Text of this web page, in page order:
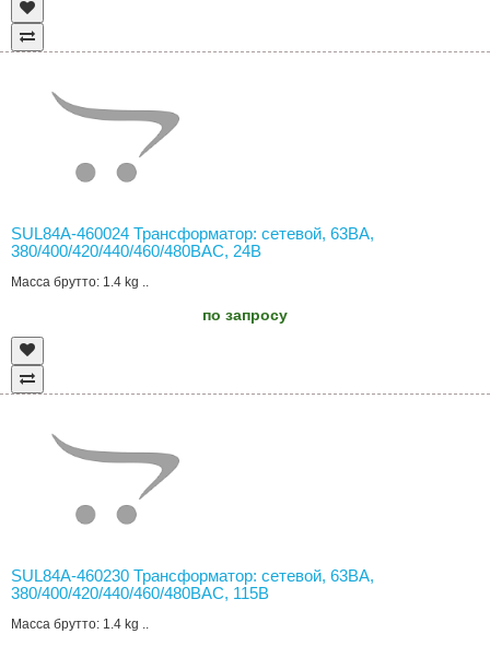
SUL84A-460024 Трансформатор: сетевой, 63ВА,
380/400/420/440/460/480ВAC, 24В
Масса брутто: 1.4 kg ..
по запросу
SUL84A-460230 Трансформатор: сетевой, 63ВА,
380/400/420/440/460/480ВAC, 115В
Масса брутто: 1.4 kg ..